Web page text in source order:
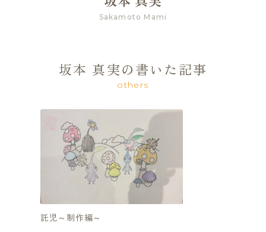
Sakamoto Mami
坂本 真実の書いた記事
others
託児～制作編～